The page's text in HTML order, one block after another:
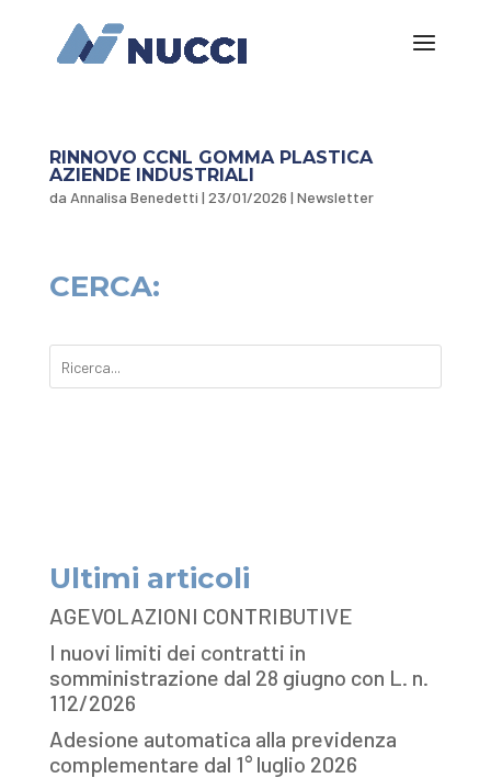
RINNOVO CCNL GOMMA PLASTICA
AZIENDE INDUSTRIALI
da Annalisa Benedetti | 23/01/2026 | Newsletter
CERCA:
Ultimi articoli
AGEVOLAZIONI CONTRIBUTIVE
I nuovi limiti dei contratti in
somministrazione dal 28 giugno con L. n.
112/2026
Adesione automatica alla previdenza
complementare dal 1° luglio 2026